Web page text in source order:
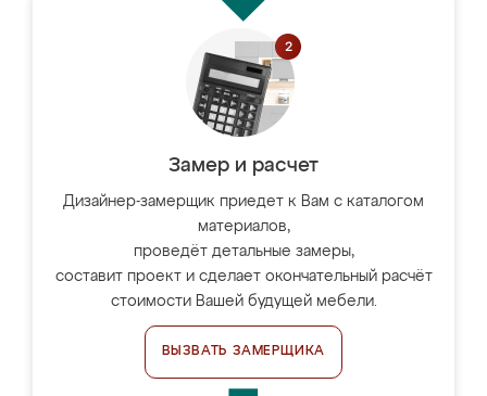
Замер и расчет
Дизайнер-замерщик приедет к Вам с каталогом
материалов,
проведёт детальные замеры,
составит проект и сделает окончательный расчёт
стоимости Вашей будущей мебели.
ВЫЗВАТЬ ЗАМЕРЩИКА